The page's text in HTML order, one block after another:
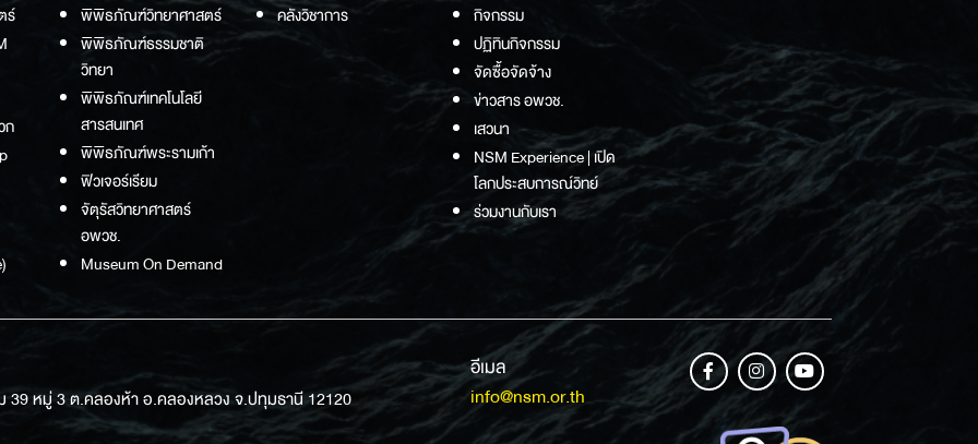
ร์
ก
พิพิธภัณฑ์วิทยาศาสตร์
พิพิธภัณฑ์ธรรมชาติ
วิทยา
พิพิธภัณฑ์เทคโนโลยี
สารสนเทศ
พิพิธภัณฑ์พระรามเก้า
ฟิวเจอร์เรียม
จัตุรัสวิทยาศาสตร์
อพวช.
Museum On Demand
คลังวิชาการ
กิจกรรม
ปฏิทินกิจกรรม
จัดซื้อจัดจ้าง
ข่าวสาร อพวช.
เสวนา
NSM Experience | เปิด
โลกประสบการณ์วิทย์
ร่วมงานกับเรา
39 หมู่ 3 ต.คลองห้า อ.คลองหลวง จ.ปทุมธานี 12120
อีเมล
info@nsm.or.th